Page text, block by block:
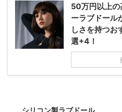
50万円以上の
ーラブドール
しさを持つお
選+4！